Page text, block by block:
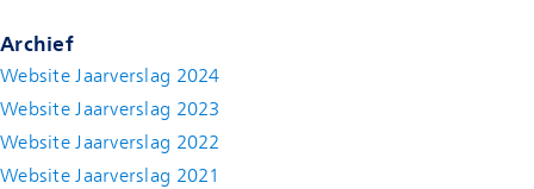
Archief
Website Jaarverslag 2024
Website Jaarverslag 2023
Website Jaarverslag 2022
Website Jaarverslag 2021